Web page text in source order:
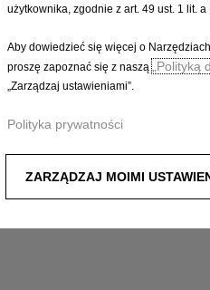
użytkownika, zgodnie z art. 49 ust. 1 lit. a
Aby dowiedzieć się więcej o
proszę zapoznać się z naszą „Polityką
„Zarządzaj ustawieniami”.
Polityka prywatności
ZARZĄDZAJ MOIMI